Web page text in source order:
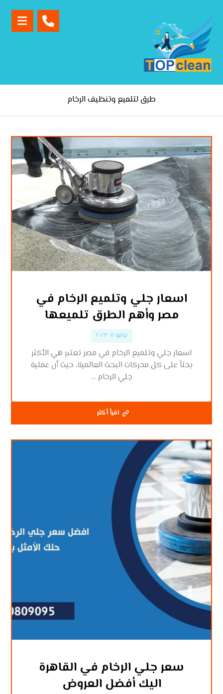
طرق لتلميع وتنظيف الرخام
اسعار جلي وتلميع الرخام في
مصر وأهم الطرق تلميعها
يوليو ٨, ٢٠٢٣
اسعار جلي وتلميع الرخام في مصر تعتبر هي الأكثر
بحثاً على كل محركات البحث العالمية، حيث أن عملية
جلي الرخام ...
اقرأ أكثر
سعر جلي الرخام في القاهرة
اليك أفضل العروض